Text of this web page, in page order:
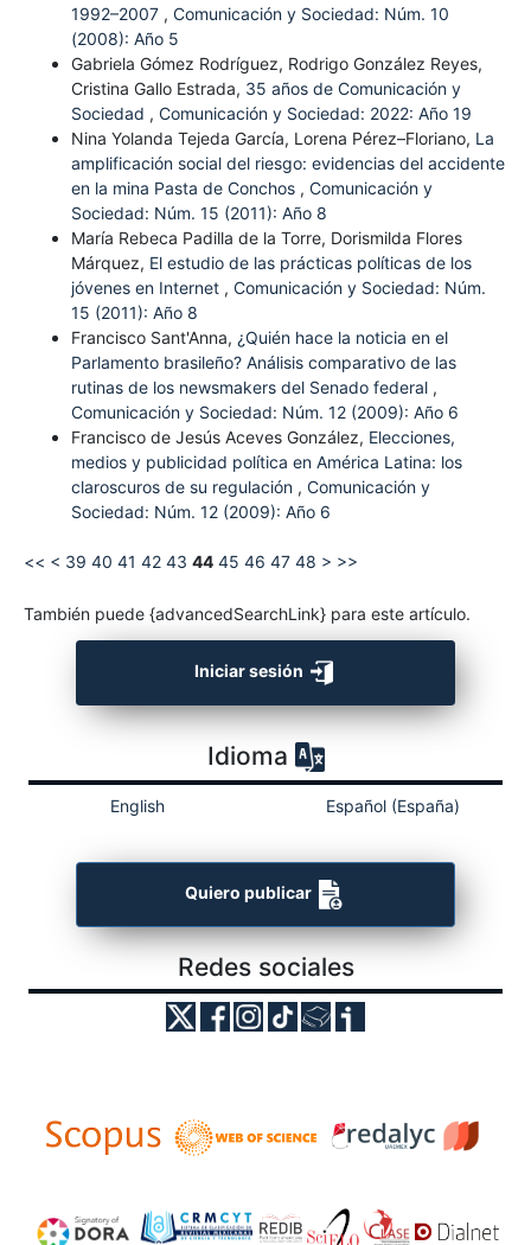
1992–2007 , Comunicación y Sociedad: Núm. 10
(2008): Año 5
Gabriela Gómez Rodríguez, Rodrigo González Reyes,
Cristina Gallo Estrada, 35 años de Comunicación y
Sociedad , Comunicación y Sociedad: 2022: Año 19
Nina Yolanda Tejeda García, Lorena Pérez–Floriano, La
amplificación social del riesgo: evidencias del accidente
en la mina Pasta de Conchos , Comunicación y
Sociedad: Núm. 15 (2011): Año 8
María Rebeca Padilla de la Torre, Dorismilda Flores
Márquez, El estudio de las prácticas políticas de los
jóvenes en Internet , Comunicación y Sociedad: Núm.
15 (2011): Año 8
Francisco Sant'Anna, ¿Quién hace la noticia en el
Parlamento brasileño? Análisis comparativo de las
rutinas de los newsmakers del Senado federal ,
Comunicación y Sociedad: Núm. 12 (2009): Año 6
Francisco de Jesús Aceves González, Elecciones,
medios y publicidad política en América Latina: los
claroscuros de su regulación , Comunicación y
Sociedad: Núm. 12 (2009): Año 6
<< < 39 40 41 42 43 44 45 46 47 48 > >>
También puede {advancedSearchLink} para este artículo.
Iniciar sesión
Idioma
English Español (España)
Quiero publicar
Redes sociales